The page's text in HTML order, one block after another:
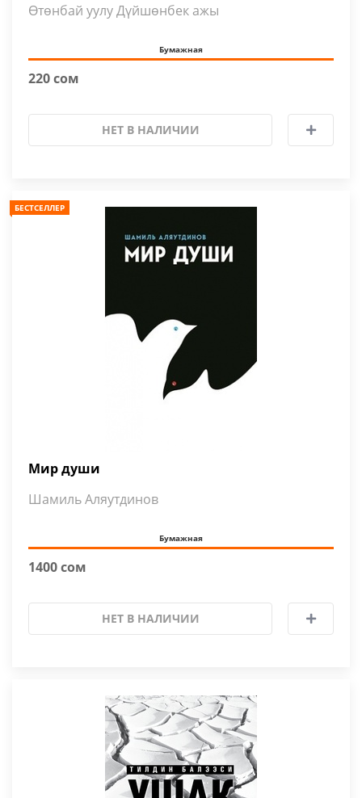
Өтөнбай уулу Дүйшөнбек ажы
Бумажная
220 сом
НЕТ В НАЛИЧИИ
БЕСТСЕЛЛЕР
Мир души
Шамиль Аляутдинов
Бумажная
1400 сом
НЕТ В НАЛИЧИИ